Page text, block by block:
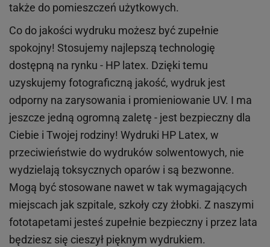
także do pomieszczeń użytkowych.
Co do jakości wydruku możesz być zupełnie
spokojny! Stosujemy najlepszą technologię
dostępną na rynku - HP latex. Dzięki temu
uzyskujemy fotograficzną jakość, wydruk jest
odporny na zarysowania i promieniowanie UV. I ma
jeszcze jedną ogromną zaletę - jest bezpieczny dla
Ciebie i Twojej rodziny! Wydruki HP Latex, w
przeciwieństwie do wydruków solwentowych, nie
wydzielają toksycznych oparów i są bezwonne.
Mogą być stosowane nawet w tak wymagających
miejscach jak szpitale, szkoły czy żłobki. Z naszymi
fototapetami jesteś zupełnie bezpieczny i przez lata
będziesz się cieszył pięknym wydrukiem.